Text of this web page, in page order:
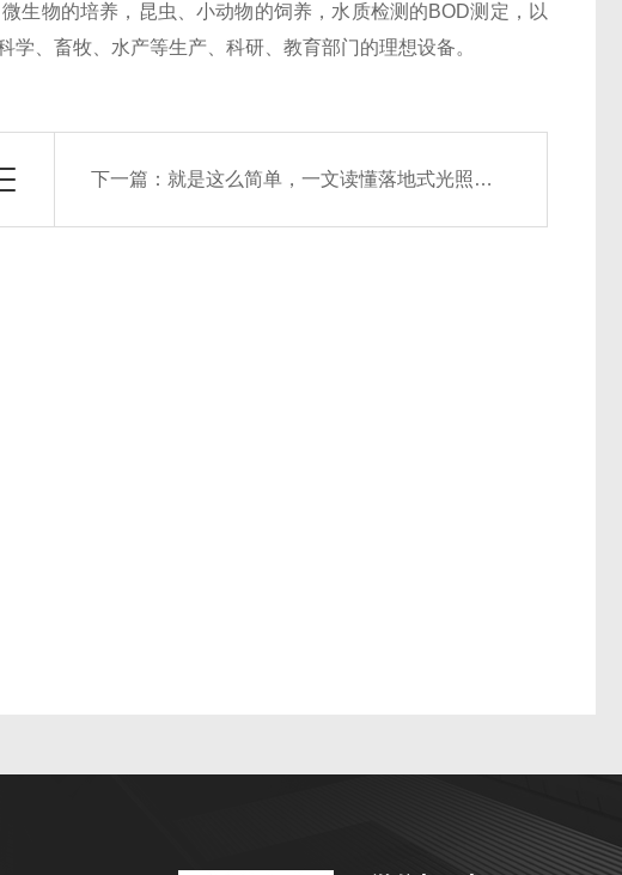
生物的培养，昆虫、小动物的饲养，水质检测的BOD测定，以
、畜牧、水产等生产、科研、教育部门的理想设备。
下一篇： 就是这么简单，一文读懂落地式光照振荡培养箱